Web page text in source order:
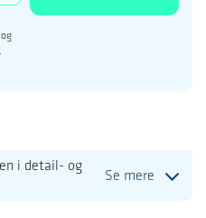
.
i detail- og
Se mere